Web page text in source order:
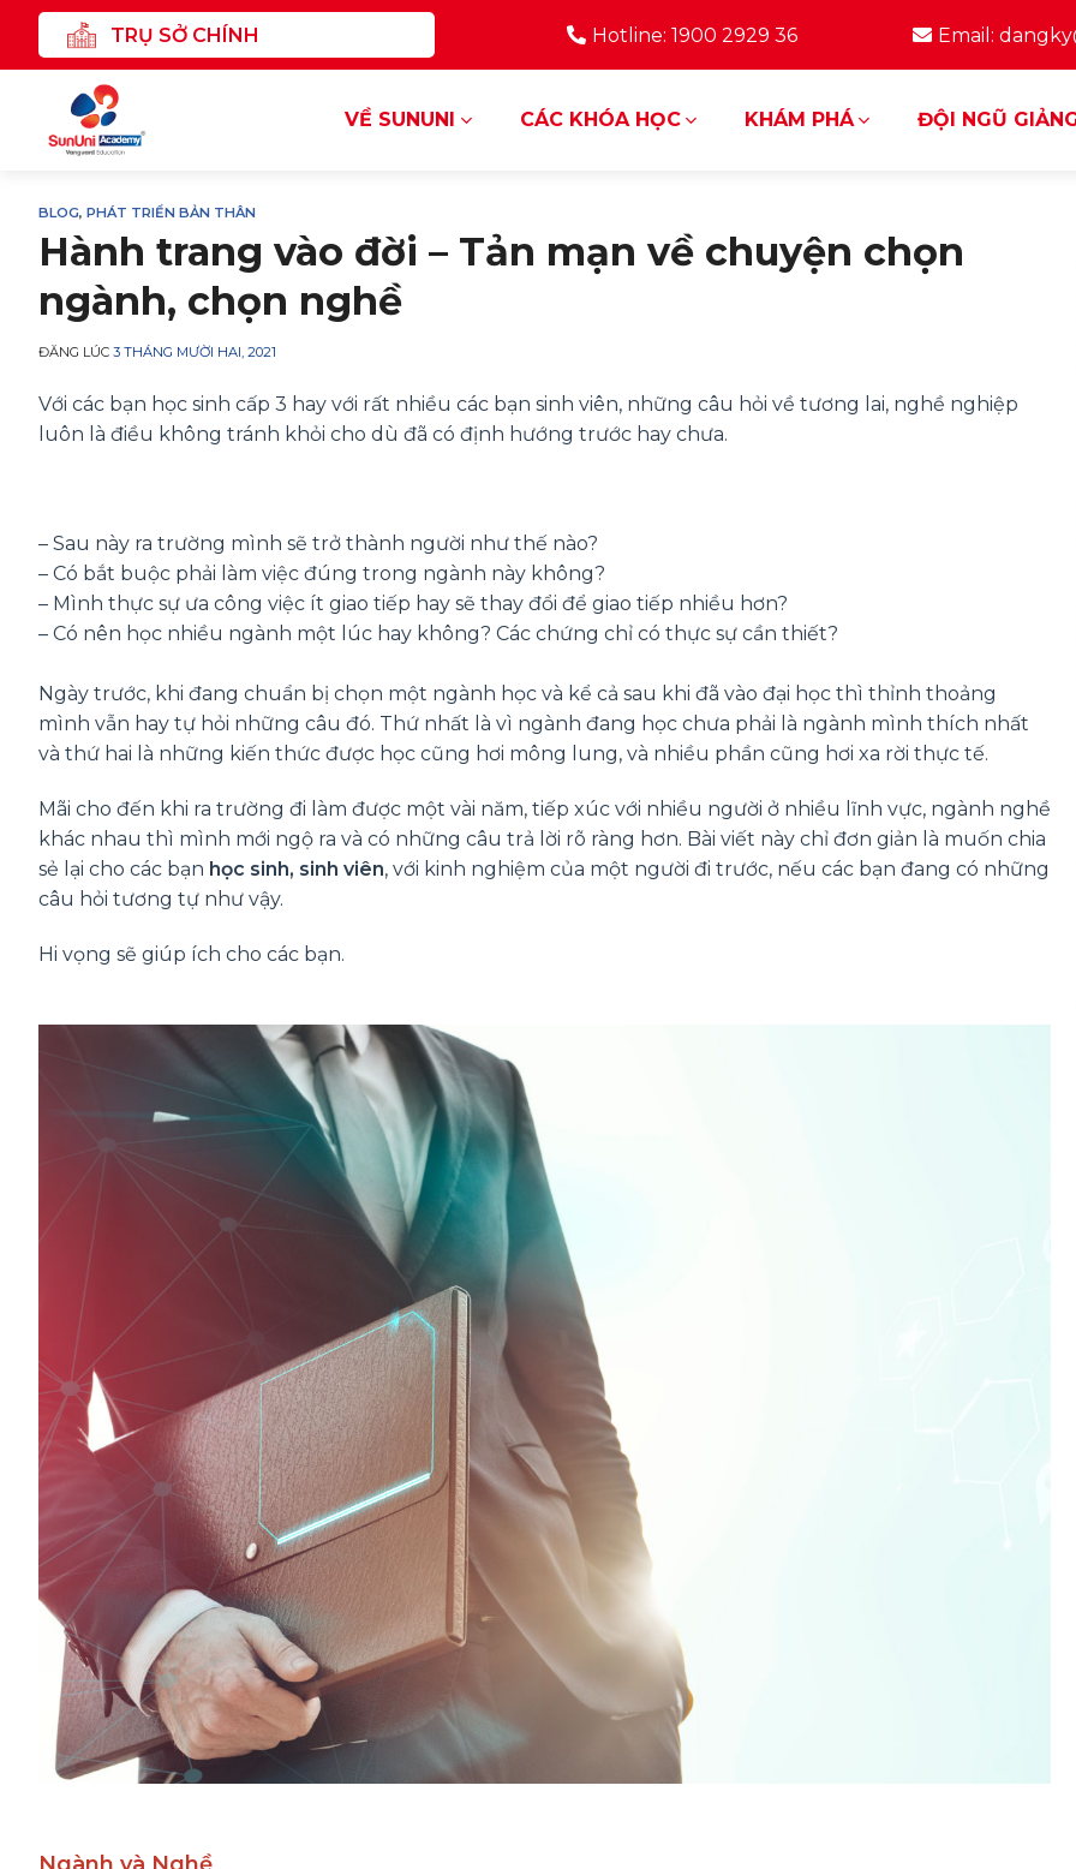
Chuyển
nội
TRỤ SỞ CHÍNH Hotline: 1900 2929 36 Email:
VỀ SUNUNI CÁC KHÓA HỌC KHÁM PHÁ ĐỘI NGŨ
BLOG, PHÁT TRIỂN BẢN THÂN
Hành trang vào đời – Tản mạn về chuyện chọn
ngành, chọn nghề
ĐĂNG LÚC 3 THÁNG MƯỜI HAI, 2021
Với các bạn học sinh cấp 3 hay với rất nhiều các bạn sinh viên, những câu hỏi về tương lai, nghề nghiệp
luôn là điều không tránh khỏi cho dù đã có định hướng trước hay chưa.
– Sau này ra trường mình sẽ trở thành người như thế nào?
– Có bắt buộc phải làm việc đúng trong ngành này không?
– Mình thực sự ưa công việc ít giao tiếp hay sẽ thay đổi để giao tiếp nhiều hơn?
– Có nên học nhiều ngành một lúc hay không? Các chứng chỉ có thực sự cần thiết?
Ngày trước, khi đang chuẩn bị chọn một ngành học và kể cả sau khi đã vào đại học thì thỉnh thoảng
mình vẫn hay tự hỏi những câu đó. Thứ nhất là vì ngành đang học chưa phải là ngành mình thích nhất
và thứ hai là những kiến thức được học cũng hơi mông lung, và nhiều phần cũng hơi xa rời thực tế.
Mãi cho đến khi ra trường đi làm được một vài năm, tiếp xúc với nhiều người ở nhiều lĩnh vực, ngành nghề
khác nhau thì mình mới ngộ ra và có những câu trả lời rõ ràng hơn. Bài viết này chỉ đơn giản là muốn chia
sẻ lại cho các bạn học sinh, sinh viên, với kinh nghiệm của một người đi trước, nếu các bạn đang có những
câu hỏi tương tự như vậy.
Hi vọng sẽ giúp ích cho các bạn.